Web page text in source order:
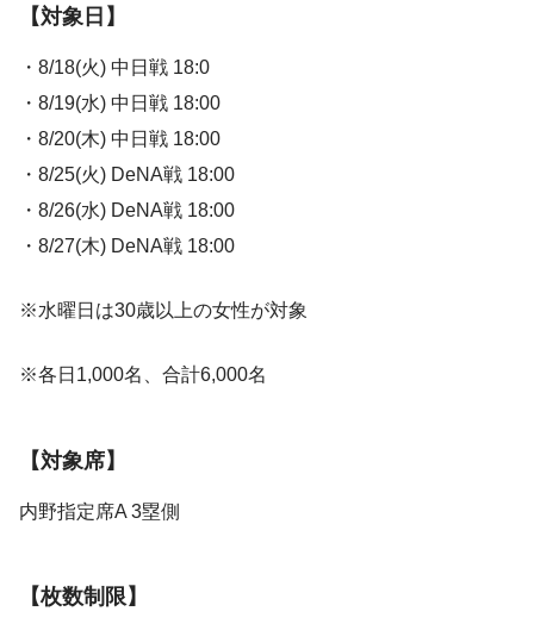
【対象日】
・8/18(火) 中日戦 18:0
・8/19(水) 中日戦 18:00
・8/20(木) 中日戦 18:00
・8/25(火) DeNA戦 18:00
・8/26(水) DeNA戦 18:00
・8/27(木) DeNA戦 18:00
※水曜日は30歳以上の女性が対象
※各日1,000名、合計6,000名
【対象席】
内野指定席A 3塁側
【枚数制限】